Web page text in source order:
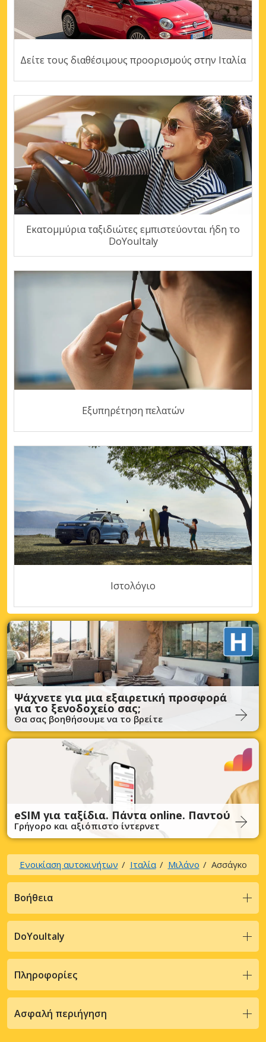
Δείτε τους διαθέσιμους προορισμούς στην Ιταλία
Εκατομμύρια ταξιδιώτες εμπιστεύονται ήδη το
DoYouItaly
Εξυπηρέτηση πελατών
Ιστολόγιο
Ψάχνετε για μια εξαιρετική προσφορά
για το ξενοδοχείο σας;
Θα σας βοηθήσουμε να το βρείτε
eSIM για ταξίδια. Πάντα online. Παντού
Γρήγορο και αξιόπιστο ίντερνετ
Ενοικίαση αυτοκινήτων Ιταλία Μιλάνο Ασσάγκο
Βοήθεια
DoYouItaly
Πληροφορίες
Ασφαλή περιήγηση